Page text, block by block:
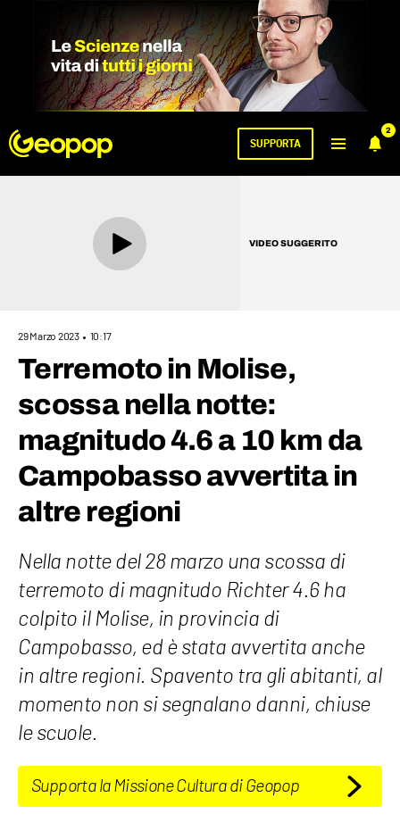
2
SUPPORTA
VIDEO SUGGERITO
29 Marzo 2023 10:17
Terremoto in Molise,
scossa nella notte:
magnitudo 4.6 a 10 km da
Campobasso avvertita in
altre regioni
Nella notte del 28 marzo una scossa di
terremoto di magnitudo Richter 4.6 ha
colpito il Molise, in provincia di
Campobasso, ed è stata avvertita anche
in altre regioni. Spavento tra gli abitanti, al
momento non si segnalano danni, chiuse
le scuole.
Supporta la Missione Cultura di Geopop